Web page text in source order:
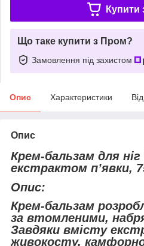
Купити
Що таке купити з Пром?
Замовлення під захистом
Опис Характеристики
Опис
Крем-бальзам для ніг
екстрактом п’явки,
Опис:
Крем-бальзам
за втомленими,
Завдяки вмісту
живокосту,